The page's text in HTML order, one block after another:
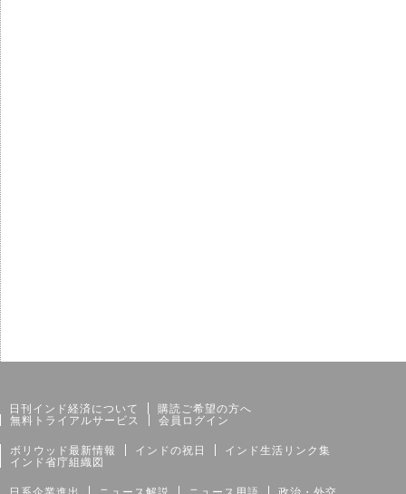
日刊インド経済について
購読ご希望の方へ
無料トライアルサービス
会員ログイン
ボリウッド最新情報 インドの祝日
インド生活リンク集
インド省庁組織図